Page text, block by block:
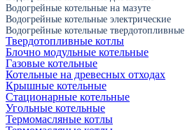
Водогрейные котельные на мазуте
Водогрейные котельные электрические
Водогрейные котельные твердотопливные
Твердотопливные котлы
Блочно модульные котельные
Газовые котельные
Котельные на древесных отходах
Крышные котельные
Стационарные котельные
Угольные котельные
Термомасляные котлы